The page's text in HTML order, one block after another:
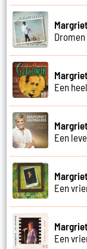
Een
Een
Een
Een